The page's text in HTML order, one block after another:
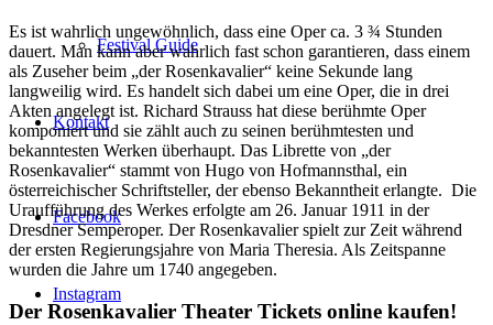
Festival Guide
Kontakt
Facebook
Instagram
Es ist wahrlich ungewöhnlich, dass eine Oper ca. 3 ¾ Stunden
dauert. Man kann aber wahrlich fast schon garantieren, dass einem
als Zuseher beim „der Rosenkavalier“ keine Sekunde lang
langweilig wird. Es handelt sich dabei um eine Oper, die in drei
Akten angelegt ist. Richard Strauss hat diese berühmte Oper
komponiert und sie zählt auch zu seinen berühmtesten und
bekanntesten Werken überhaupt. Das Librette von „der
Rosenkavalier“ stammt von Hugo von Hofmannsthal, ein
österreichischer Schriftsteller, der ebenso Bekanntheit erlangte. Die
Uraufführung des Werkes erfolgte am 26. Januar 1911 in der
Dresdner Semperoper. Der Rosenkavalier spielt zur Zeit während
der ersten Regierungsjahre von Maria Theresia. Als Zeitspanne
wurden die Jahre um 1740 angegeben.
Der Rosenkavalier Theater Tickets online kaufen!